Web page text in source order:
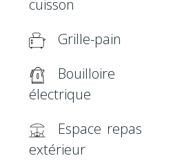
cuisson
Grille-pain
Bouilloire
électrique
Espace repas
extérieur